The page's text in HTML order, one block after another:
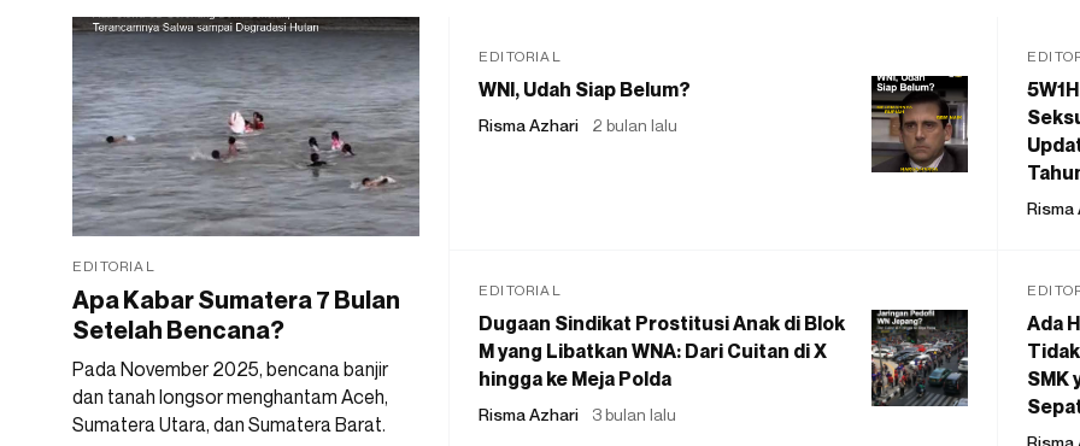
EDITORIAL
Apa Kabar Sumatera 7 Bulan
Setelah Bencana?
Pada November 2025, bencana banjir
dan tanah longsor menghantam Aceh,
Sumatera Utara, dan Sumatera Barat.
EDITORIAL
WNI, Udah Siap Belum?
Risma Azhari 2 bulan lalu
Risma
EDITORIAL
Dugaan Sindikat Prostitusi Anak di Blok
M yang Libatkan WNA: Dari Cuitan di X
hingga ke Meja Polda
Risma Azhari 3 bulan lalu
Ada
SMK